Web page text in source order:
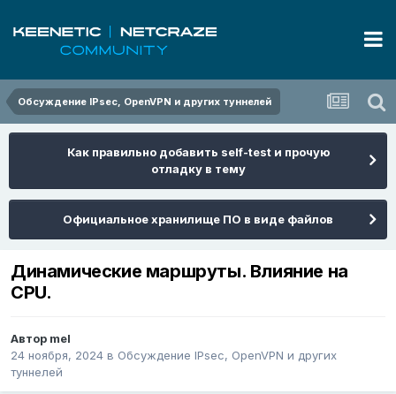
Обсуждение IPsec, OpenVPN и других туннелей
Как правильно добавить self-test и прочую
отладку в тему
Официальное хранилище ПО в виде файлов
Динамические маршруты. Влияние на
CPU.
Автор mel
24 ноября, 2024 в Обсуждение IPsec, OpenVPN и других
туннелей